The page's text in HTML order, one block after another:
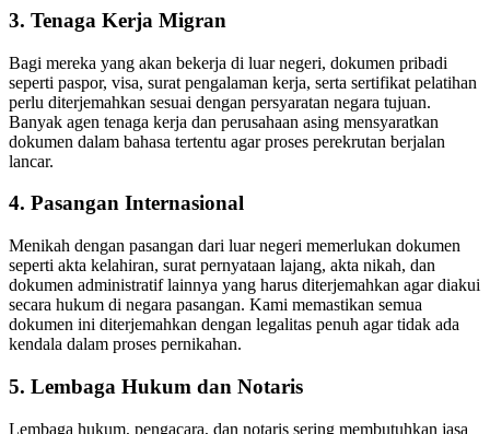
3. Tenaga Kerja Migran
Bagi mereka yang akan bekerja di luar negeri, dokumen pribadi
seperti paspor, visa, surat pengalaman kerja, serta sertifikat pelatihan
perlu diterjemahkan sesuai dengan persyaratan negara tujuan.
Banyak agen tenaga kerja dan perusahaan asing mensyaratkan
dokumen dalam bahasa tertentu agar proses perekrutan berjalan
lancar.
4. Pasangan Internasional
Menikah dengan pasangan dari luar negeri memerlukan dokumen
seperti akta kelahiran, surat pernyataan lajang, akta nikah, dan
dokumen administratif lainnya yang harus diterjemahkan agar diakui
secara hukum di negara pasangan. Kami memastikan semua
dokumen ini diterjemahkan dengan legalitas penuh agar tidak ada
kendala dalam proses pernikahan.
5. Lembaga Hukum dan Notaris
Lembaga hukum, pengacara, dan notaris sering membutuhkan jasa